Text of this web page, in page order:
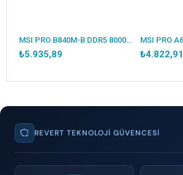
MSI PRO B840M-B DDR5 8000MT/S 1XHDMI 2XM.2 USB-C MATX AM5 (AMD AM5 9000/8000/7000 SERİLERİ İLE UYUMLU)
₺5.935,89 ₺4.822,91
REVERT TEKNOLOJI GÜVENCESI